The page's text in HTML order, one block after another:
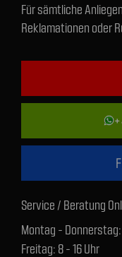
Für sämtliche
Reklamationen oder
Service / Beratung
Montag - Donnerstag:
Freitag: 8 - 16 Uhr